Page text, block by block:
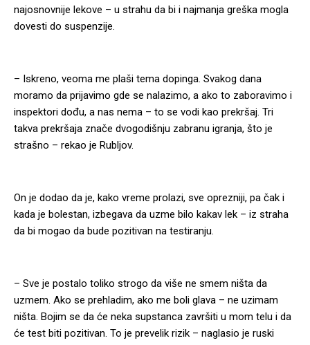
najosnovnije lekove – u strahu da bi i najmanja greška mogla
dovesti do suspenzije.
– Iskreno, veoma me plaši tema dopinga. Svakog dana
moramo da prijavimo gde se nalazimo, a ako to zaboravimo i
inspektori dođu, a nas nema – to se vodi kao prekršaj. Tri
takva prekršaja znače dvogodišnju zabranu igranja, što je
strašno – rekao je Rubljov.
On je dodao da je, kako vreme prolazi, sve oprezniji, pa čak i
kada je bolestan, izbegava da uzme bilo kakav lek – iz straha
da bi mogao da bude pozitivan na testiranju.
– Sve je postalo toliko strogo da više ne smem ništa da
uzmem. Ako se prehladim, ako me boli glava – ne uzimam
ništa. Bojim se da će neka supstanca završiti u mom telu i da
će test biti pozitivan. To je prevelik rizik – naglasio je ruski